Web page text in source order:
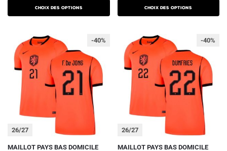
initial
était :
actuel
est :
Choix des options
plusieurs
variations.
options
peuvent
être
choisies
page
du
initial
était :
actuel
est :
Choix des options
plusieurs
variations.
options
peuvent
être
choisies
page
du
26/27
-40%
MAILLOT PAYS BAS DOMICILE
Ce
26/27
-40%
MAILLOT PAYS BAS DOMICILE
Ce